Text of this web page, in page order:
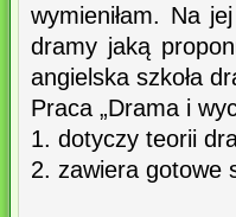
wymieniłam. Na
dramy jaką
angielska szkoła
Praca „Drama i
1. dotyczy teorii
2. zawiera gotowe